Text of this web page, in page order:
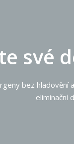
své
bez
eliminační